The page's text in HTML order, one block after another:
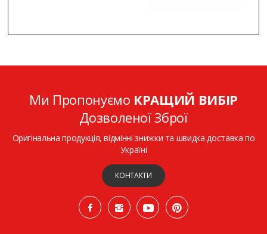
Ми Пропонуємо КРАЩИЙ ВИБІР
Дозволеної Зброї
Оригінальна продукція, відмінні знижки та швидка доставка по
Україні
КОНТАКТИ